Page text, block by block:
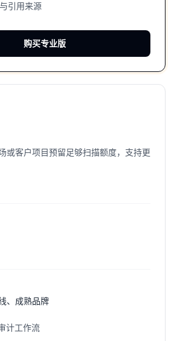
引用来源
购买专业版
或客户项目预留足够扫描额度，支持更
、成熟品牌
计工作流